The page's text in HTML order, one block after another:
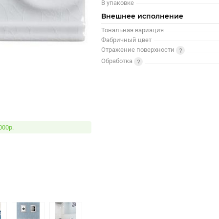
В упаковке
Внешнее исполнение
Тональная вариация
Фабричный цвет
Отражение поверхности
Обработка